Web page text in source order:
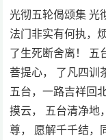
光彻五轮偈颂集 光
法门非实有何执，
了生死断舍离！ 五
菩提心， 了凡四训
五台，一路吉祥回
摸云， 五台清净地
尊， 愿解千千结，